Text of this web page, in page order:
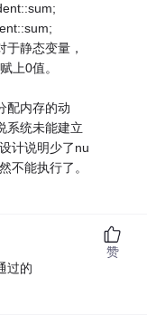
静态变量，
上0值。
配内存的动
系统未能建立
计说明少了nu
不能执行了。
过的
赞